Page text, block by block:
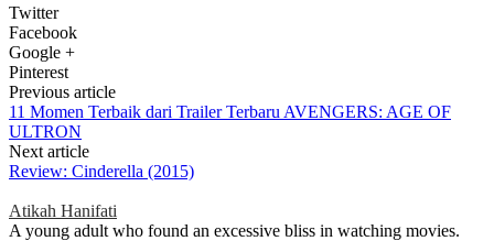
Twitter
Facebook
Google +
Pinterest
Previous article
11 Momen Terbaik dari Trailer Terbaru AVENGERS: AGE OF
ULTRON
Next article
Review: Cinderella (2015)
Atikah Hanifati
A young adult who found an excessive bliss in watching movies.